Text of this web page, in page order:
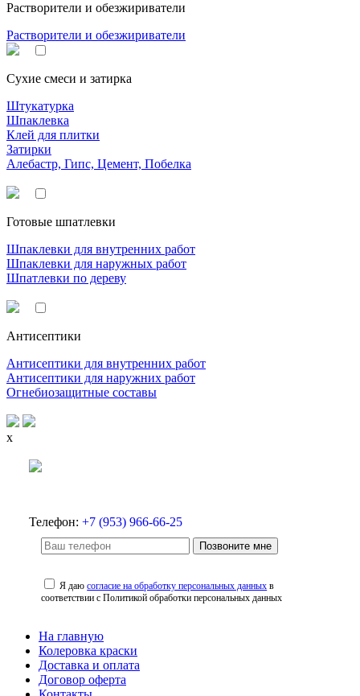
Растворители и обезжириватели
Растворители и обезжириватели
Сухие смеси и затирка
Штукатурка
Шпаклевка
Клей для плитки
Затирки
Алебастр, Гипс, Цемент, Побелка
Готовые шпатлевки
Шпаклевки для внутренних работ
Шпаклевки для наружных работ
Шпатлевки по дереву
Антисептики
Антисептики для внутренних работ
Антисептики для наружних работ
Огнебиозащитные составы
x
Телефон: +7 (953) 966-66-25
Позвоните мне
Я даюсогласие на обработку персональных данных в
соответствии с Политикой обработки персональных данных
На главную
Колеровка краски
Доставка и оплата
Договор оферта